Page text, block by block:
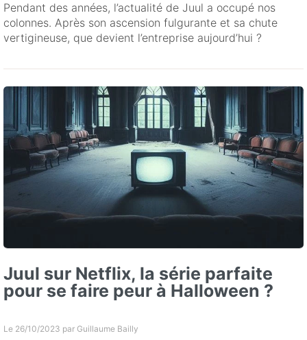
Pendant des années, l’actualité de Juul a occupé nos
colonnes. Après son ascension fulgurante et sa chute
vertigineuse, que devient l’entreprise aujourd’hui ?
Juul sur Netflix, la série parfaite
pour se faire peur à Halloween ?
Le 26/10/2023 par Guillaume Bailly